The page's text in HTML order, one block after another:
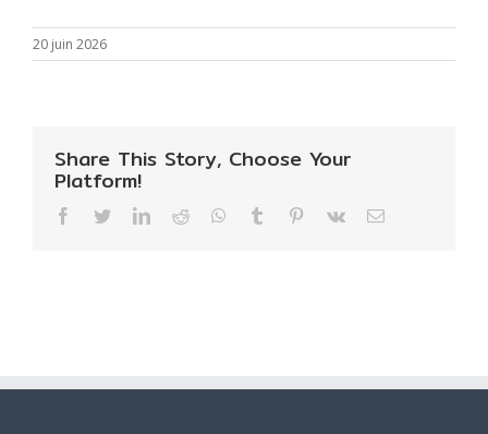
20 juin 2026
Share This Story, Choose Your
Platform!
Facebook
TwitterLinkedIn
Reddit WhatsApp
Tumblr Pinterest
Vk Email